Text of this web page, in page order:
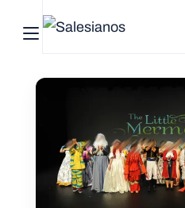
Abrir menu principal
Pesquisar no site
Início
Quem
somos